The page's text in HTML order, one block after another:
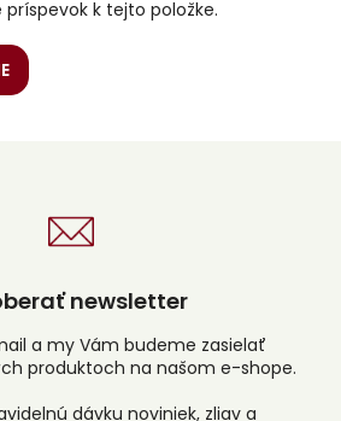
k tejto položke.
newsletter
a my Vám budeme zasielať
produktoch na našom e-shope.